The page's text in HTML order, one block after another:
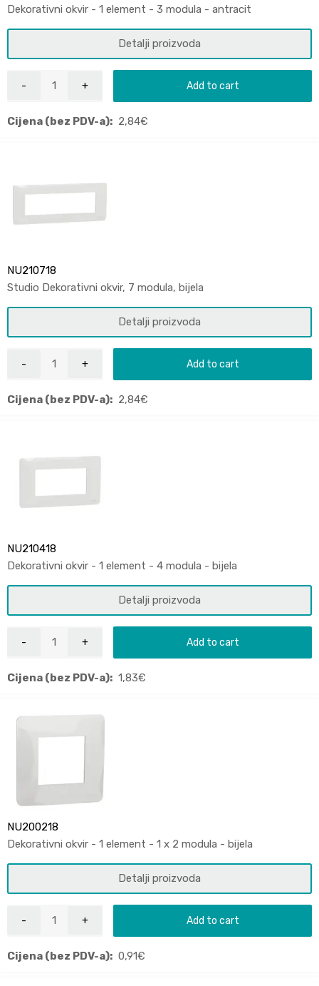
Dekorativni okvir - 1 element - 3 modula - antracit
Detalji proizvoda
Add to cart
Cijena (bez PDV-a): 2,84€
NU210718
Studio Dekorativni okvir, 7 modula, bijela
Detalji proizvoda
Add to cart
Cijena (bez PDV-a): 2,84€
NU210418
Dekorativni okvir - 1 element - 4 modula - bijela
Detalji proizvoda
Add to cart
Cijena (bez PDV-a): 1,83€
NU200218
Dekorativni okvir - 1 element - 1 x 2 modula - bijela
Detalji proizvoda
Add to cart
Cijena (bez PDV-a): 0,91€